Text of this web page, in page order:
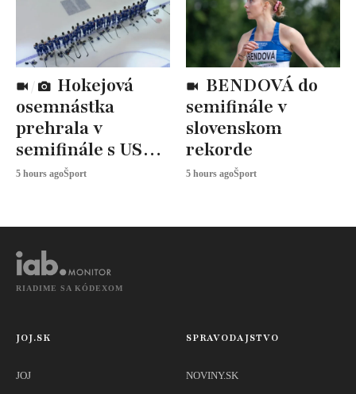
osemnástka
prehrala v
semifinále s USA,
zabojuje o BRONZ
5 hours agoŠport
semifinále v
slovenskom
rekorde
5 hours agoŠport
RIADIME SA KÓDEXOM
JOJ.SK
JOJ
SPRAVODAJSTVO
NOVINY.SK